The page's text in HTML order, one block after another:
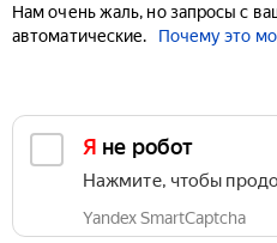
Нам очень жаль, но запросы с
автоматические.
Почему это
Я не робот
Нажмите, чтобы
Yandex SmartCaptcha